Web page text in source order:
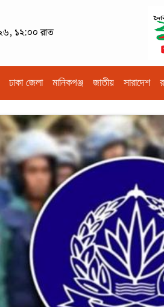
১২:০০ রাত
ঢাকা জেলা মানিকগঞ্জ জাতীয় সারাদেশ